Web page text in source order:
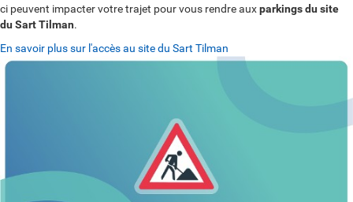
ci peuvent impacter votre trajet pour vous rendre auxparkings du site
du Sart Tilman.
En savoir plus sur l'accès au site du Sart Tilman